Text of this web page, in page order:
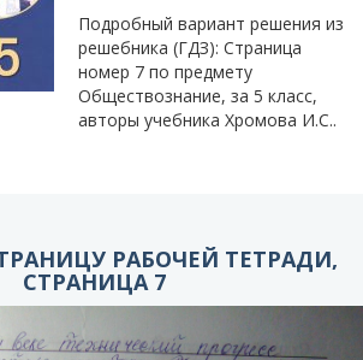
Подробный вариант решения из
решебника (ГДЗ): Страница
номер 7 по предмету
Обществознание, за 5 класс,
авторы учебника Хромова И.С..
РАБОЧЕЙ ТЕТРАДИ,
СТРАНИЦА 7